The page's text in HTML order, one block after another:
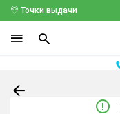
Точки выдачи